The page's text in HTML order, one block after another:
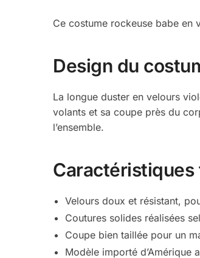
Ce costume rockeuse babe en
Design du
La longue duster en velours
volants et sa coupe près du
l’ensemble.
Velours doux et résistant,
Coutures solides réalisées
Coupe bien taillée pour un
Modèle importé d’Amérique